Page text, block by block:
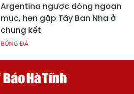
Argentina ngược dòng ngoạn
mục, hẹn gặp Tây Ban Nha ở
chung kết
BÓNG ĐÁ